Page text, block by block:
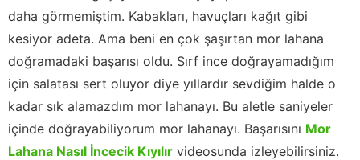
daha görmemiştim. Kabakları, havuçları kağıt gibi
kesiyor adeta. Ama beni en çok şaşırtan mor lahana
doğramadaki başarısı oldu. Sırf ince doğrayamadığım
için salatası sert oluyor diye yıllardır sevdiğim halde o
kadar sık alamazdım mor lahanayı. Bu aletle saniyeler
içinde doğrayabiliyorum mor lahanayı. Başarısını Mor
Lahana Nasıl İncecik Kıyılır videosunda izleyebilirsiniz.